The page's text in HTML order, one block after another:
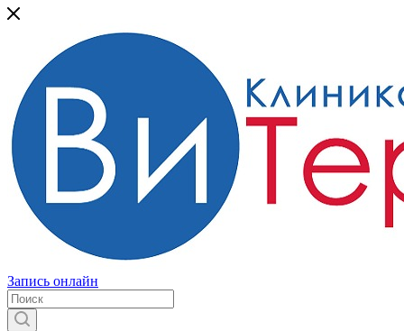
Запись онлайн